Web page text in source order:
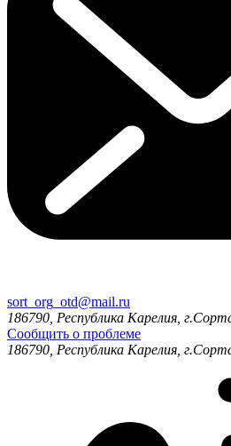
sort_org_otd@mail.ru
186790, Республика Карелия,
Сообщить о проблеме
186790, Республика Карелия,